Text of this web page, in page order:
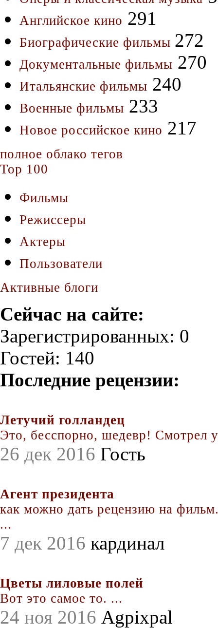
Английское кино 291
Биографические фильмы 272
Документальные фильмы 270
Итальянские фильмы 240
Военные фильмы 233
Новое российское кино 217
полное облако тегов
Top 100
Фильмы
Режиссеры
Актеры
Пользователи
Активные блоги
Сейчас на сайте:
Зарегистрированных: 0
Гостей: 140
Последние рецензии:
Летучий голландец
Это, бесспорно, шедевр! Смотрел
26 дек 2016 Гость
Агент президента
как можно дать рецензию на
...
7 дек 2016 кардинал
Цветы лиловые полей
Вот это самое то. ...
24 ноя 2016 Agpixpal